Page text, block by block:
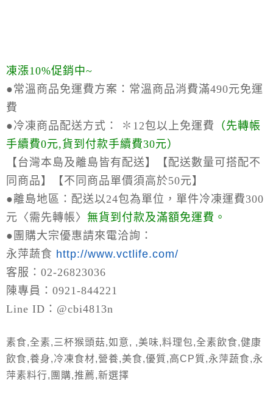
凍漲10%促銷中~
●常溫商品免運費方案： 常溫商品消費滿490元免運
費
●冷凍商品配送方式：
✽12包以上免運費 （ 先轉帳
手續費0元,貨到付款手續費30元）
【台灣本島及離島皆有配送】【配送數量可搭配不
同商品】【不同商品單價須高於50元】
●離島地區： 配送以24包為單位，單件冷凍運費300
元〈需先轉帳〉 無貨到付款及滿額免運費。
● 團購大宗優惠請來電洽詢：
永萍蔬食 http://www.vctlife.com/
客服：02-26823036
陳專員：0921-844221
Line ID：@cbi4813n
素食,全素,三杯猴頭菇,如意, ,美味,料理包,全素飲食,健康
飲食,養身,冷凍食材,營養,美食,優質,高CP質,永萍蔬食,永
萍素料行,團購,推薦,新選擇